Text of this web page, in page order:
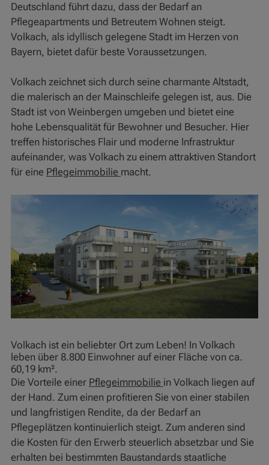
Deutschland führt dazu, dass der Bedarf an
Pflegeapartments und Betreutem Wohnen steigt.
Volkach, als idyllisch gelegene Stadt im Herzen von
Bayern, bietet dafür beste Voraussetzungen.
Volkach zeichnet sich durch seine charmante Altstadt,
die malerisch an der Mainschleife gelegen ist, aus. Die
Stadt ist von Weinbergen umgeben und bietet eine
hohe Lebensqualität für Bewohner und Besucher. Hier
treffen historisches Flair und moderne Infrastruktur
aufeinander, was Volkach zu einem attraktiven Standort
für eine Pflegeimmobilie macht.
Volkach ist ein beliebter Ort zum Leben! In Volkach
leben über 8.800 Einwohner auf einer Fläche von ca.
60,19 km².
Die Vorteile einer Pflegeimmobilie in Volkach liegen auf
der Hand. Zum einen profitieren Sie von einer stabilen
und langfristigen Rendite, da der Bedarf an
Pflegeplätzen kontinuierlich steigt. Zum anderen sind
die Kosten für den Erwerb steuerlich absetzbar und Sie
erhalten bei bestimmten Baustandards staatliche